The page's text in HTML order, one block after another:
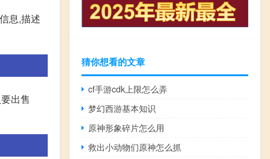
息,描述
出售
猜你想看的文章
cf手游cdk上限怎么弄
梦幻西游基本知识
原神形象碎片怎么用
救出小动物们原神怎么抓